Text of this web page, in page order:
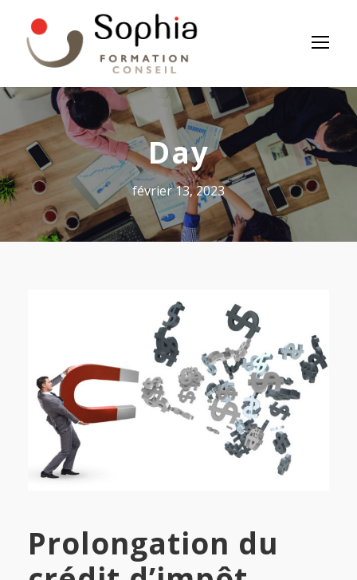
Day
février 13, 2023
Prolongation du
Panneau de gestion des cookies